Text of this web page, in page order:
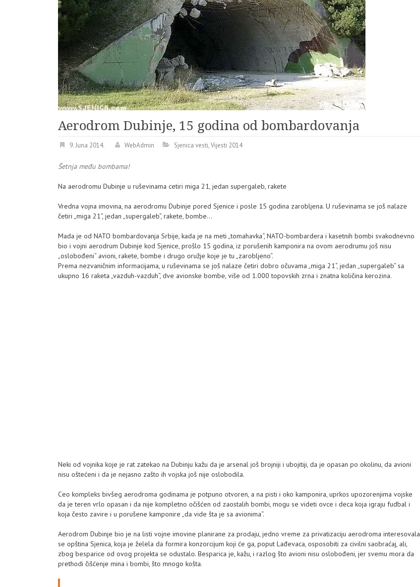
Aerodrom Dubinje, 15 godina od bombardovanja
9. Juna 2014. WebAdmin Sjenica vesti,Vijesti 2014
Šetnja među bombama!
Na aerodromu Dubinje u ruševinama cetiri miga 21, jedan supergaleb, rakete
Vredna vojna imovina, na aerodromu Dubinje pored Sjenice i posle 15 godina zarobljena. U ruševinama se još nalaze
četiri „miga 21“, jedan „supergaleb“, rakete, bombe…
Mada je od NATO bombardovanja Srbije, kada je na meti „tomahavka“, NATO-bombardera i kasetnih bombi svakodnevno
bio i vojni aerodrum Dubinje kod Sjenice, prošlo 15 godina, iz porušenih kamponira na ovom aerodrumu još nisu
„oslobođeni“ avioni, rakete, bombe i drugo oružje koje je tu „zarobljeno“.
Prema nezvaničnim informacijama, u ruševinama se još nalaze četiri dobro očuvama „miga 21“, jedan „supergaleb“ sa
ukupno 16 raketa „vazduh-vazduh“, dve avionske bombe, više od 1.000 topovskih zrna i znatna količina kerozina.
Neki od vojnika koje je rat zatekao na Dubinju kažu da je arsenal još brojniji i ubojitiji, da je opasan po okolinu, da avioni
nisu oštećeni i da je nejasno zašto ih vojska još nije oslobodila.
Ceo kompleks bivšeg aerodroma godinama je potpuno otvoren, a na pisti i oko kamponira, uprkos upozorenjima vojske
da je teren vrlo opasan i da nije kompletno očišćen od zaostalih bombi, mogu se videti ovce i deca koja igraju fudbal i
koja često zavire i u porušene kamponire „da vide šta je sa avionima“.
Aerodrom Dubinje bio je na listi vojne imovine planirane za prodaju, jedno vreme za privatizaciju aerodroma interesovala
se opština Sjenica, koja je želela da formira konzorcijum koji će ga, poput Lađevaca, osposobiti za civilni saobraćaj, ali,
zbog besparice od ovog projekta se odustalo. Besparica je, kažu, i razlog što avioni nisu oslobođeni, jer svemu mora da
prethodi čišćenje mina i bombi, što mnogo košta.